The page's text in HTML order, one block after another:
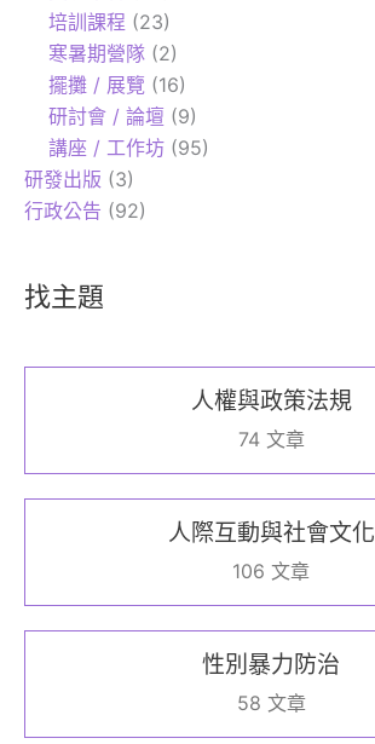
培訓課程 (23)
寒暑期營隊 (2)
擺攤 / 展覽 (16)
研討會 / 論壇 (9)
講座 / 工作坊 (95)
研發出版 (3)
行政公告 (92)
找主題
人權與政策法規
74 文章
人際互動與社會文化
106 文章
性別暴力防治
58 文章